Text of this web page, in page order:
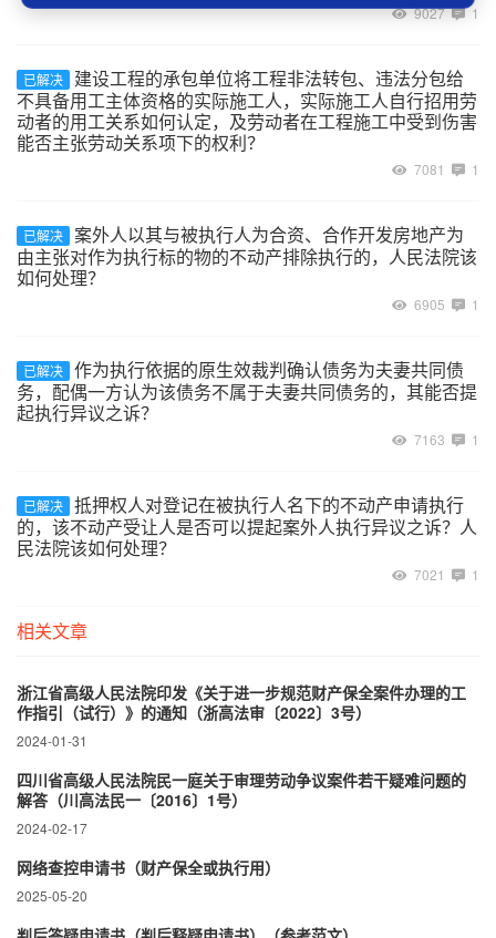
9027 1
已解决
建设工程的承包单位将工程非法转包、违法分包给
不具备用工主体资格的实际施工人，实际施工人自行招用劳
动者的用工关系如何认定，及劳动者在工程施工中受到伤害
能否主张劳动关系项下的权利？
7081 1
已解决 案外人以其与被执行人为合资、合作开发房地产为
由主张对作为执行标的物的不动产排除执行的，人民法院该
如何处理？
6905 1
已解决 作为执行依据的原生效裁判确认债务为夫妻共同债
务，配偶一方认为该债务不属于夫妻共同债务的，其能否提
起执行异议之诉？
7163 1
已解决 抵押权人对登记在被执行人名下的不动产申请执行
的，该不动产受让人是否可以提起案外人执行异议之诉？人
民法院该如何处理？
7021 1
相关文章
浙江省高级人民法院印发《关于进一步规范财产保全案件办理的工
作指引（试行）》的通知（浙高法审〔2022〕3号）
2024-01-31
四川省高级人民法院民一庭关于审理劳动争议案件若干疑难问题的
解答（川高法民一〔2016〕1号）
2024-02-17
网络查控申请书（财产保全或执行用）
2025-05-20